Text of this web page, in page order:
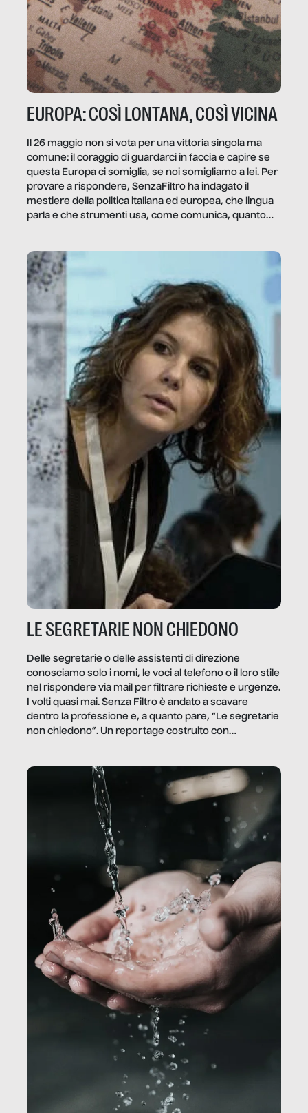
EUROPA: COSÌ LONTANA, COSÌ VICINA
Il 26 maggio non si vota per una vittoria singola ma
comune: il coraggio di guardarci in faccia e capire se
questa Europa ci somiglia, se noi somigliamo a lei. Per
provare a rispondere, SenzaFiltro ha indagato il
mestiere della politica italiana ed europea, che lingua
parla e che strumenti usa, come comunica, quanto
LE SEGRETARIE NON CHIEDONO
Delle segretarie o delle assistenti di direzione
conosciamo solo i nomi, le voci al telefono o il loro stile
nel rispondere via mail per filtrare richieste e urgenze.
I volti quasi mai. Senza Filtro è andato a scavare
dentro la professione e, a quanto pare, “Le segretarie
non chiedono”. Un reportage costruito con